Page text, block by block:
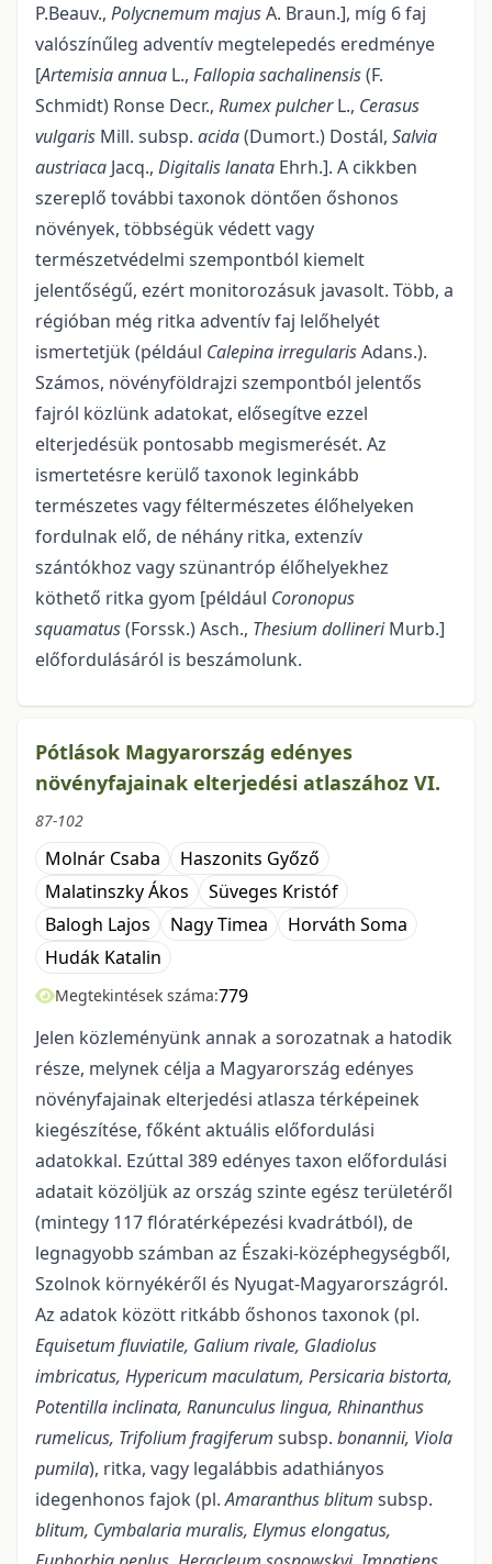
P.Beauv., Polycnemum majusA. Braun.], míg 6 faj
valószínűleg adventív megtelepedés eredménye
[Artemisia annua L., Fallopia sachalinensis(F.
Schmidt) Ronse Decr., Rumex pulcherL., Cerasus
vulgaris Mill. subsp. acida(Dumort.) Dostál, Salvia
austriaca Jacq., Digitalis lanata Ehrh.]. A cikkben
szereplő további taxonok döntően őshonos
növények, többségük védett vagy
természetvédelmi szempontból kiemelt
jelentőségű, ezért monitorozásuk javasolt. Több, a
régióban még ritka adventív faj lelőhelyét
ismertetjük (például Calepina irregularisAdans.).
Számos, növényföldrajzi szempontból jelentős
fajról közlünk adatokat, elősegítve ezzel
elterjedésük pontosabb megismerését. Az
ismertetésre kerülő taxonok leginkább
természetes vagy féltermészetes élőhelyeken
fordulnak elő, de néhány ritka, extenzív
szántókhoz vagy szünantróp élőhelyekhez
köthető ritka gyom [például Coronopus
squamatus(Forssk.) Asch., Thesium dollineriMurb.]
előfordulásáról is beszámolunk.
Pótlások Magyarország edényes
növényfajainak elterjedési atlaszához VI.
87-102
Molnár Csaba
Haszonits Győző
Malatinszky Ákos
Süveges Kristóf
Balogh Lajos
Nagy Timea
Horváth Soma
Hudák Katalin
Megtekintések száma:779
Jelen közleményünk annak a sorozatnak a hatodik
része, melynek célja a Magyarország edényes
növényfajainak elterjedési atlasza térképeinek
kiegészítése, főként aktuális előfordulási
adatokkal. Ezúttal 389 edényes taxon előfordulási
adatait közöljük az ország szinte egész területéről
(mintegy 117 flóratérképezési kvadrátból), de
legnagyobb számban az Északi-középhegységből,
Szolnok környékéről és Nyugat-Magyarországról.
Az adatok között ritkább őshonos taxonok (pl.
Equisetum fluviatile, Galium rivale, Gladiolus
imbricatus, Hypericum maculatum, Persicaria bistorta,
Potentilla inclinata, Ranunculus lingua, Rhinanthus
rumelicus, Trifolium fragiferum subsp. bonannii, Viola
pumila), ritka, vagy legalábbis adathiányos
idegenhonos fajok (pl.Amaranthus blitum subsp.
blitum, Cymbalaria muralis, Elymus elongatus,